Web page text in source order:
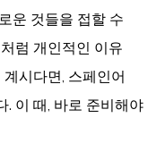
운 것들을 접할 수
럼 개인적인 이유
시다면 스페인어
. 이 때 바로 준비해야